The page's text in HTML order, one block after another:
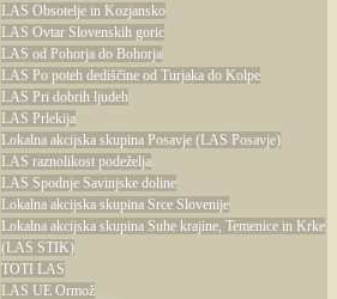
LAS Obsotelje in Kozjansko
LAS Ovtar Slovenskih goric
LAS od Pohorja do Bohorja
LAS Po poteh dediščine od Turjaka do Kolpe
LAS Pri dobrih ljudeh
LAS Prlekija
Lokalna akcijska skupina Posavje (LAS Posavje)
LAS raznolikost podeželja
LAS Spodnje Savinjske doline
Lokalna akcijska skupina Srce Slovenije
Lokalna akcijska skupina Suhe krajine, Temenice in Krke
(LAS STIK)
TOTI LAS
LAS UE Ormož